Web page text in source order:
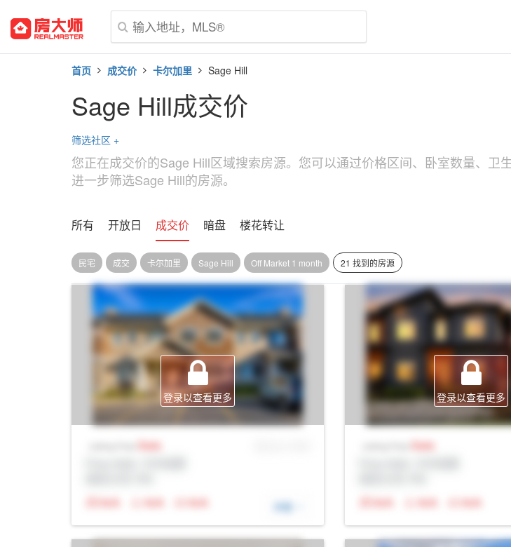
首页 成交价 卡尔加里 Sage Hill
Sage Hill成交价
筛选社区 +
您正在成交价的Sage Hill区域搜索房源。您可以通过价格区间、卧室数量、
进一步筛选Sage Hill的房源。
所有 开放日 成交价 暗盘 楼花转让
民宅 成交 卡尔加里 Sage Hill Off Market 1 month 21 找到的房源
登录以查看更多
Sale
N/A
N/A N/A 详细
登录以查看更多
Sale
N/A
N/A N/A